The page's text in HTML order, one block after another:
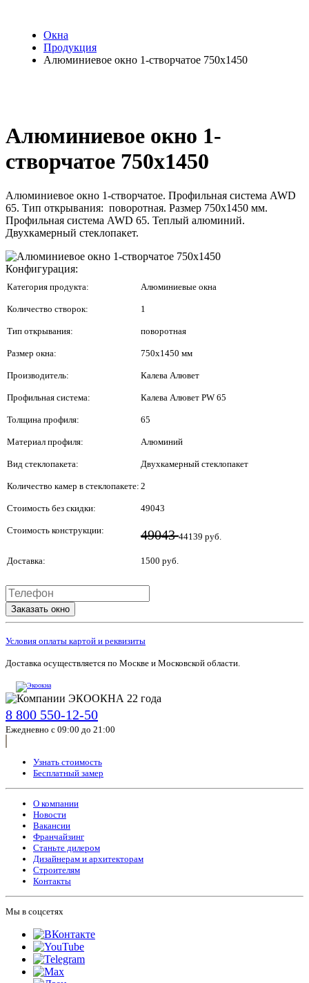
Окна
Продукция
Алюминиевое окно 1-створчатое 750x1450
Алюминиевое окно 1-
створчатое 750x1450
Алюминиевое окно 1-створчатое. Профильная система AWD
65. Тип открывания: поворотная. Размер 750x1450 мм.
Профильная система AWD 65. Теплый алюминий.
Двухкамерный стеклопакет.
Конфигурация:
Категория продукта: Алюминиевые окна
Количество створок: 1
Тип открывания: поворотная
Размер окна: 750x1450 мм
Производитель: Калева Алювет
Профильная система: Калева Алювет РW 65
Толщина профиля: 65
Материал профиля: Алюминий
Вид стеклопакета: Двухкамерный стеклопакет
Количество камер в стеклопакете: 2
Стоимость без скидки: 49043
Стоимость конструкции: 4904344139 руб.
Доставка: 1500 руб.
Заказать окно
Условия оплаты картой и реквизиты
Доставка осуществляется по Москве и Московской области.
8 800 550-12-50
Ежедневно с 09:00 до 21:00
Узнать стоимость
Бесплатный замер
О компании
Новости
Вакансии
Франчайзинг
Станьте дилером
Дизайнерам и архитекторам
Строителям
Контакты
Мы в соцсетях